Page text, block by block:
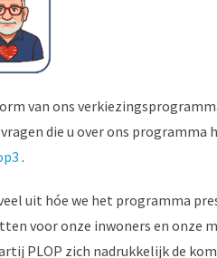
van ons
die u over ons programma
.
uit hóe we het programma
voor onze inwoners en onze
PLOP zich nadrukkelijk de